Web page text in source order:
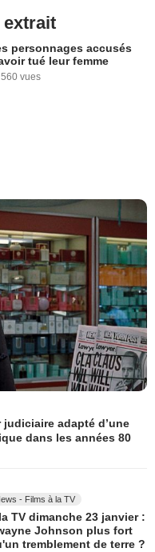
extrait
personnages accusés
tué leur femme
560 vues
adapté d’une
dans les années 80
- Films à la TV
TV dimanche 23 janvier :
Johnson plus fort
tremblement de terre ?